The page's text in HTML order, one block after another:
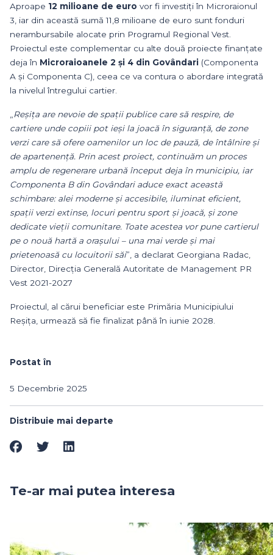
Aproape 12 milioane de euro vor fi investiți în Microraionul
3, iar din această sumă 11,8 milioane de euro sunt fonduri
nerambursabile alocate prin Programul Regional Vest.
Proiectul este complementar cu alte două proiecte finanțate
deja în Microraioanele 2 și 4 din Govândari (Componenta
A și Componenta C), ceea ce va contura o abordare integrată
la nivelul întregului cartier.
Reșița are nevoie de spații publice care să respire, de
cartiere unde copiii pot ieși la joacă în siguranță, de zone
verzi care să ofere oamenilor un loc de pauză, de întâlnire și
de apartenență. Prin acest proiect, continuăm un proces
amplu de regenerare urbană început deja în municipiu, iar
Componenta B din Govândari aduce exact această
schimbare: alei moderne și accesibile, iluminat eficient,
spații verzi extinse, locuri pentru sport și joacă, și zone
dedicate vieții comunitare. Toate acestea vor pune cartierul
pe o nouă hartă a orașului – una mai verde și mai
prietenoasă cu locuitorii săi”, a declarat Georgiana Radac,
Director, Direcția Generală Autoritate de Management PR
Vest 2021-2027
Proiectul, al cărui beneficiar este Primăria Municipiului
Reșița, urmează să fie finalizat până în iunie 2028.
Postat în
5 Decembrie 2025
Distribuie mai departe
Te-ar mai putea interesa